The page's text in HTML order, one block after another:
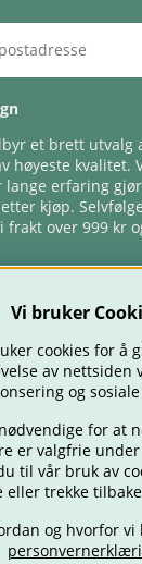
et brett utvalg
høyeste kvalitet.
lange erfaring
kjøp.
frakt over 999 kr
BILSTOLER BABY
BARNEROMMET
GAVETIPS
Vi bruker
cookies for å
av nettsiden
og
for at
er valgfrie under
til vår bruk av
eller trekke
og hvorfor